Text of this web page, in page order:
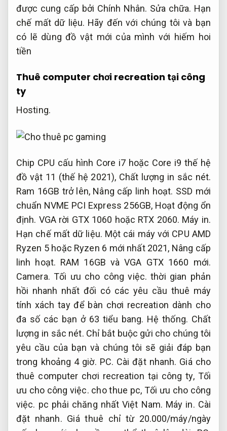
được cung cấp bởi Chính Nhân. Sửa chữa. Hạn
chế mất dữ liệu. Hãy đến với chúng tôi và bạn
có lẽ dùng đồ vật mới của mình với hiếm hoi
tiền
Thuê computer chơi recreation tại công
ty
Hosting.
Chip CPU cấu hình Core i7 hoặc Core i9 thế hệ
đồ vật 11 (thế hệ 2021), Chất lượng in sắc nét.
Ram 16GB trở lên, Nâng cấp linh hoạt. SSD mới
chuẩn NVME PCI Express 256GB, Hoạt động ổn
định. VGA rời GTX 1060 hoặc RTX 2060. Máy in.
Hạn chế mất dữ liệu. Một cái máy với CPU AMD
Ryzen 5 hoặc Ryzen 6 mới nhất 2021, Nâng cấp
linh hoạt. RAM 16GB và VGA GTX 1660 mới.
Camera. Tối ưu cho công việc. thời gian phản
hồi nhanh nhất đối có các yêu cầu thuê máy
tính xách tay để bàn chơi recreation dành cho
đa số các bạn ở 63 tiểu bang. Hệ thống. Chất
lượng in sắc nét. Chỉ bắt buộc gửi cho chúng tôi
yêu cầu của bạn và chúng tôi sẽ giải đáp bạn
trong khoảng 4 giờ. PC. Cài đặt nhanh. Giá cho
thuê computer chơi recreation tại công ty, Tối
ưu cho công việc. cho thue pc, Tối ưu cho công
việc. pc phải chăng nhất Việt Nam. Máy in. Cài
đặt nhanh. Giá thuê chỉ từ 20.000/máy/ngày